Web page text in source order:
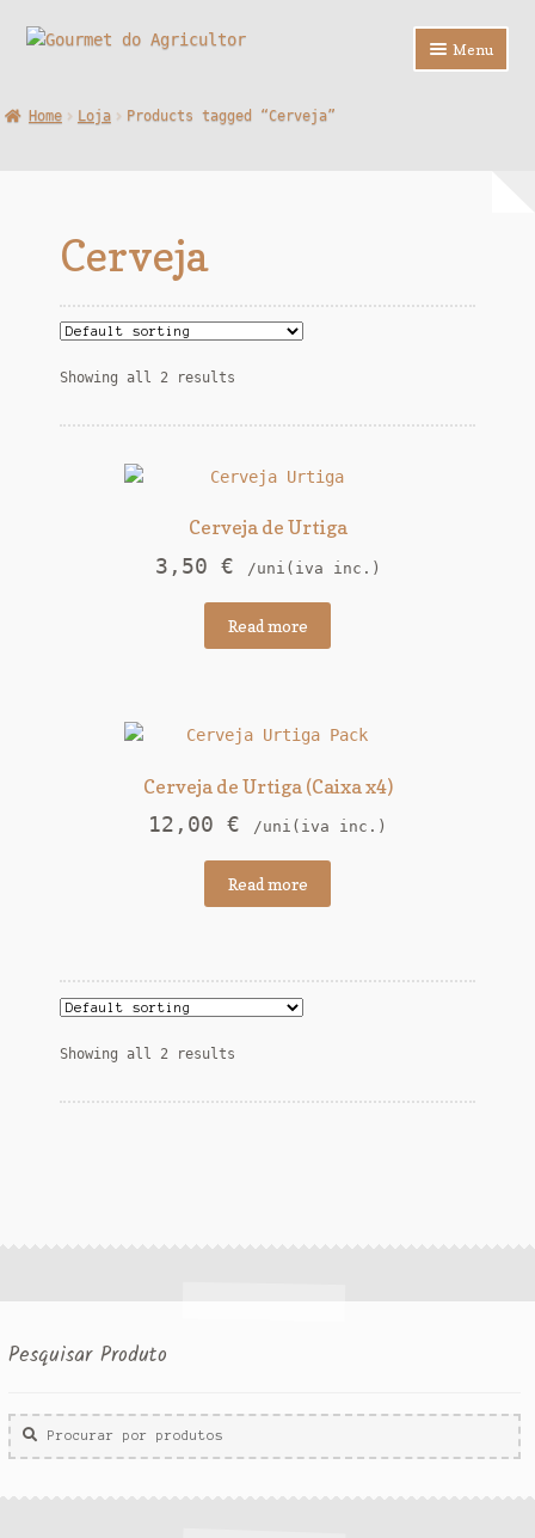
Ir
navegação
Saltar
conteúdo
Menu
Home Loja Products tagged “Cerveja”
Cerveja
Showing all 2 results
Cerveja de Urtiga
3,50 € /uni(iva inc.)
Read more
Cerveja de Urtiga (Caixa x4)
12,00 € /uni(iva inc.)
Read more
Showing all 2 results
Pesquisar Produto
Procurar
por: